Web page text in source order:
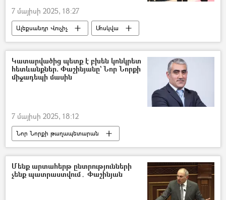
7 մայիսի 2025, 18:27
Ալեքսանդր Վուչիչ
Մոսկվա
Եվրամիություն
թռիչք
Ռուսաստան
Կատարվածից պետք է բխեն կոնկրետ
հետևանքներ. Փաշինյանը` Նոր Նորքի
միջադեպի մասին
7 մայիսի 2025, 18:12
Նոր Նորքի թաղապետարան
Նիկոլ Փաշինյան
Ծեծկռտուք
Մենք արտահերթ ընտրությունների
չենք պատրաստվում․ Փաշինյան